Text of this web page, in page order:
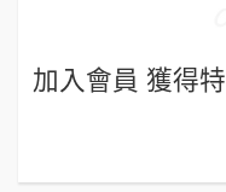
加入會員 獲得